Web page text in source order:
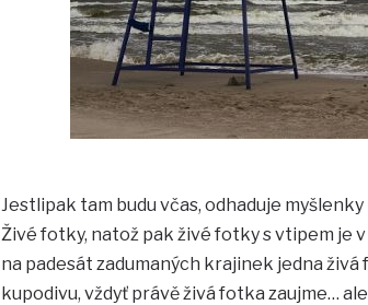
Jestlipak tam budu včas, odhaduje
Živé fotky, natož pak živé fotky s vtipem je
na padesát zadumaných krajinek jedna
kupodivu, vždyť právě živá fotka zaujme…